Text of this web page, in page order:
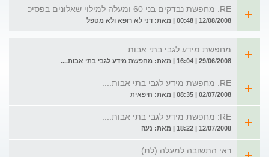
RE: מחפשת נבדקים בני 60 ומעלה למילוי שאלונים בפסיכ
12/08/2008 | 00:48 | מאת: דני לא רופא ולא מטפל
מחפשת מידע לגבי בתי אבות....
29/06/2008 | 16:04 | מאת: מחפשת מידע לגבי בתי אבות....
RE: מחפשת מידע לגבי בתי אבות....
02/07/2008 | 08:35 | מאת: חיפאית
RE: מחפשת מידע לגבי בתי אבות....
12/07/2008 | 18:22 | מאת: נעה
ראי התשובה למעלה (לת)